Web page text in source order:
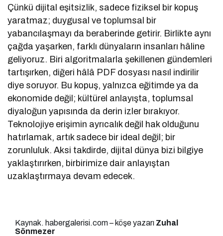
Çünkü dijital eşitsizlik, sadece fiziksel bir kopuş
yaratmaz; duygusal ve toplumsal bir
yabancılaşmayı da beraberinde getirir. Birlikte aynı
çağda yaşarken, farklı dünyaların insanları hâline
geliyoruz. Biri algoritmalarla şekillenen gündemleri
tartışırken, diğeri hâlâ PDF dosyası nasıl indirilir
diye soruyor. Bu kopuş, yalnızca eğitimde ya da
ekonomide değil; kültürel anlayışta, toplumsal
diyaloğun yapısında da derin izler bırakıyor.
Teknolojiye erişimin ayrıcalık değil hak olduğunu
hatırlamak, artık sadece bir ideal değil; bir
zorunluluk. Aksi takdirde, dijital dünya bizi bilgiye
yaklaştırırken, birbirimize dair anlayıştan
uzaklaştırmaya devam edecek.
Kaynak. habergalerisi.com – köşe yazarı Zuhal
Sönmezer